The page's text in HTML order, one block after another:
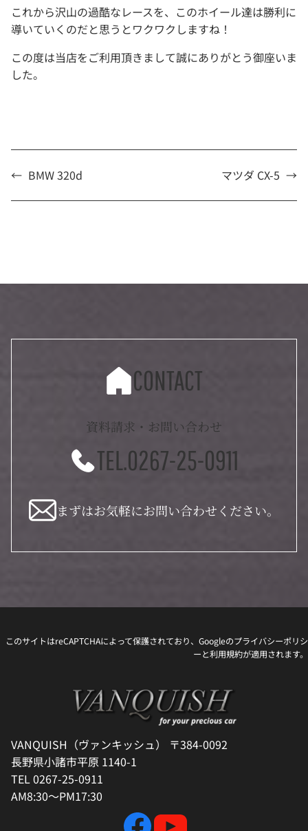
これから沢山の過酷なレースを、このホイール達は勝利に
導いていくのだと思うとワクワクしますね！
この度は当店をご利用頂きまして誠にありがとう御座いま
した。
← BMW 320d マツダ CX-5 →
CONTACT
資料請求・お問い合わせ
TEL.0267-25-0911
まずはお気軽にお問い合わせください。
このサイトはreCAPTCHAによって保護されており、Googleのプライバシーポリシ
ーと利用規約が適用されます。
VANQUISH（ヴァンキッシュ） 〒384-0092
長野県小諸市平原 1140-1
TEL 0267-25-0911
AM8:30～PM17:30